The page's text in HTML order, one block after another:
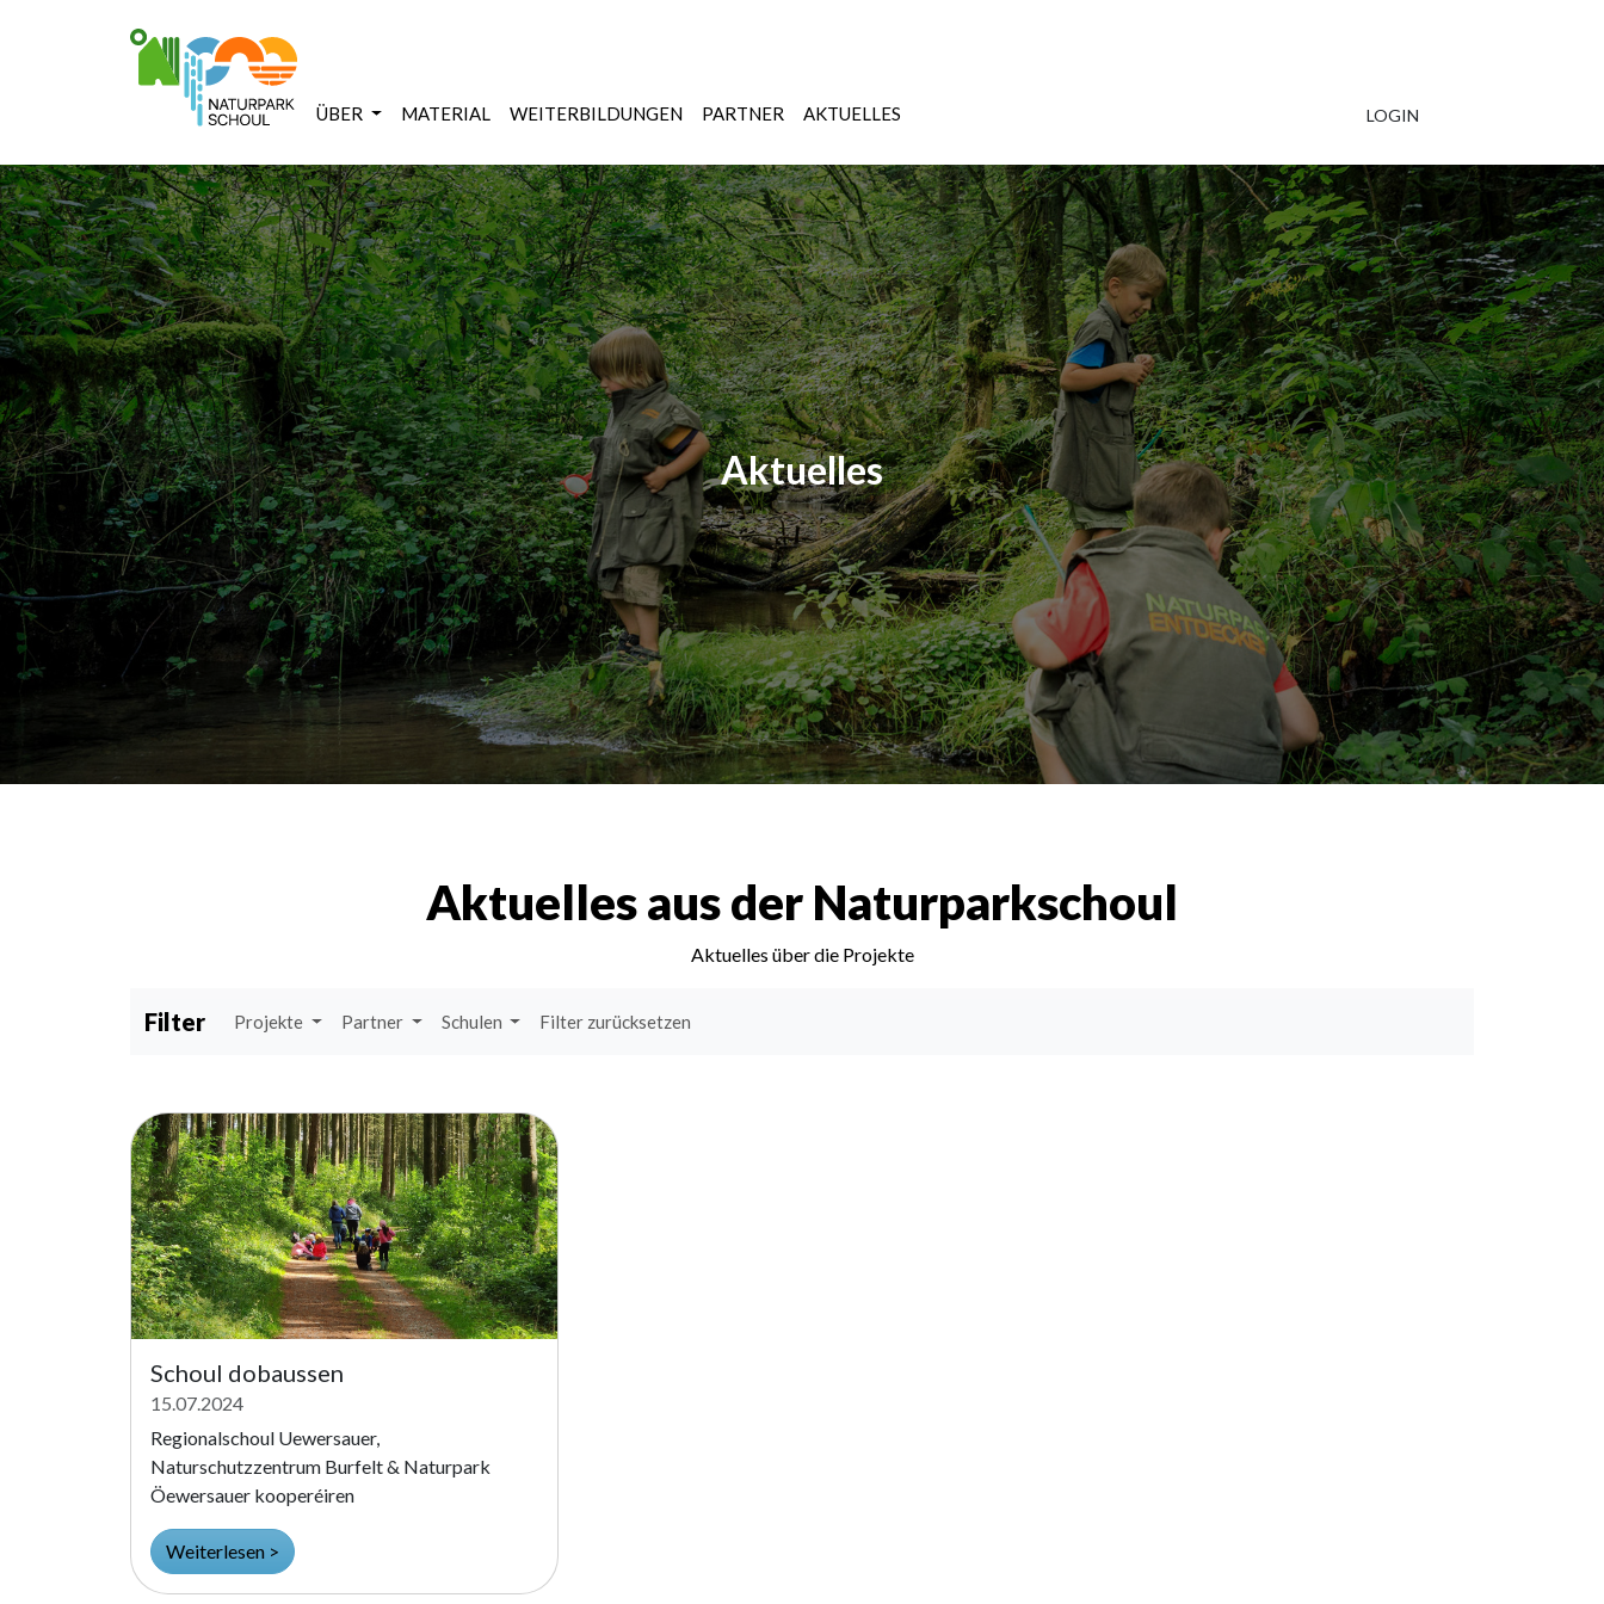
ÜBER MATERIAL WEITERBILDUNGEN PARTNER AKTUELLES LOGIN
Aktuelles
Aktuelles aus der Naturparkschoul
Aktuelles über die Projekte
Filter Projekte Partner Schulen Filter zurücksetzen
Schoul dobaussen
15.07.2024
Regionalschoul Uewersauer,
Naturschutzzentrum Burfelt & Naturpark
Öewersauer kooperéiren
Weiterlesen >